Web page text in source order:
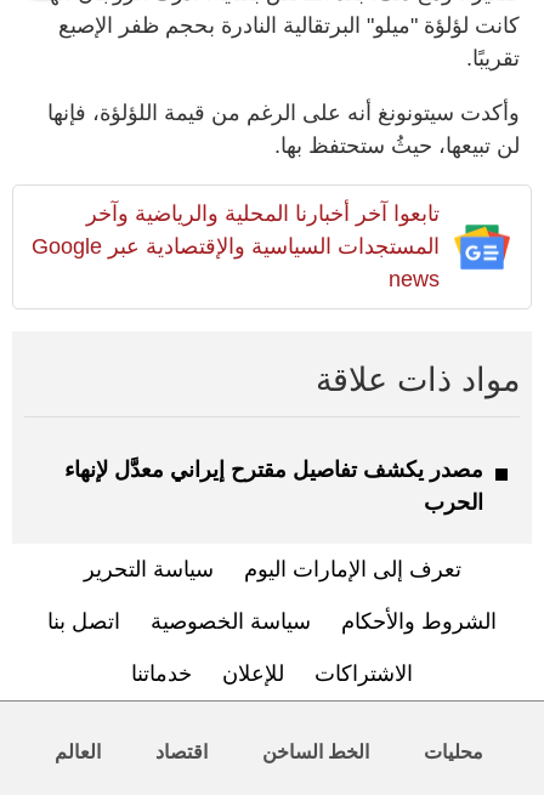
كانت لؤلؤة "ميلو" البرتقالية النادرة بحجم ظفر الإصبع
تقريبًا.
وأكدت سيتونونغ أنه على الرغم من قيمة اللؤلؤة، فإنها
لن تبيعها، حيثُ ستحتفظ بها.
تابعوا آخر أخبارنا المحلية والرياضية وآخر
المستجدات السياسية والإقتصادية عبر Google
news
مواد ذات علاقة
مصدر يكشف تفاصيل مقترح إيراني معدَّل لإنهاء
الحرب
تعرف إلى الإمارات اليوم سياسة التحرير
الشروط والأحكام سياسة الخصوصية اتصل بنا
الاشتراكات للإعلان خدماتنا
محليات الخط الساخن اقتصاد العالم